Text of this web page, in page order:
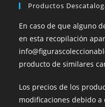
Productos
En caso de que alguno
en esta recopilación
producto de similares
Los precios de los
modificaciones debido